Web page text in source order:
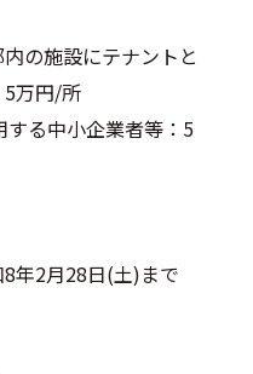
の施設にテナントと
5万円/所
る中小企業者等：5
年2月28日(土)まで